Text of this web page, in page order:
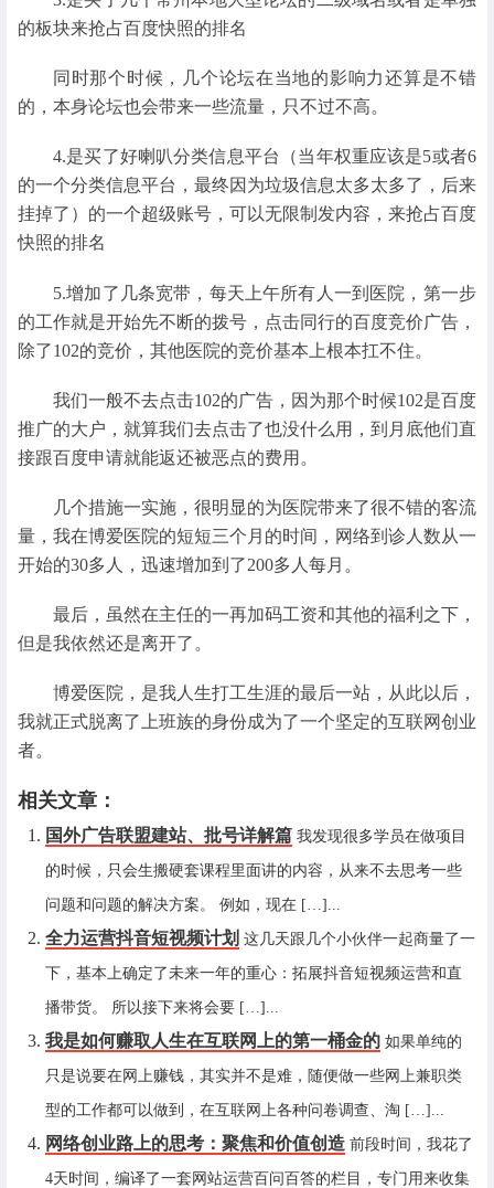
的板块来抢占百度快照的排名
同时那个时候，几个论坛在当地的影响力还算是不错
的，本身论坛也会带来一些流量，只不过不高。
4.是买了好喇叭分类信息平台（当年权重应该是5或者6
的一个分类信息平台，最终因为垃圾信息太多太多了，后来
挂掉了）的一个超级账号，可以无限制发内容，来抢占百度
快照的排名
5.增加了几条宽带，每天上午所有人一到医院，第一步
的工作就是开始先不断的拨号，点击同行的百度竞价广告，
除了102的竞价，其他医院的竞价基本上根本扛不住。
我们一般不去点击102的广告，因为那个时候102是百度
推广的大户，就算我们去点击了也没什么用，到月底他们直
接跟百度申请就能返还被恶点的费用。
几个措施一实施，很明显的为医院带来了很不错的客流
量，我在博爱医院的短短三个月的时间，网络到诊人数从一
开始的30多人，迅速增加到了200多人每月。
最后，虽然在主任的一再加码工资和其他的福利之下，
但是我依然还是离开了。
博爱医院，是我人生打工生涯的最后一站，从此以后，
我就正式脱离了上班族的身份成为了一个坚定的互联网创业
者。
相关文章：
国外广告联盟建站、批号详解篇 我发现很多学员在做项目
的时候，只会生搬硬套课程里面讲的内容，从来不去思考一些
问题和问题的解决方案。 例如，现在 […]...
全力运营抖音短视频计划 这几天跟几个小伙伴一起商量了一
下，基本上确定了未来一年的重心：拓展抖音短视频运营和直
播带货。 所以接下来将会要 […]...
我是如何赚取人生在互联网上的第一桶金的 如果单纯的
只是说要在网上赚钱，其实并不是难，随便做一些网上兼职类
型的工作都可以做到，在互联网上各种问卷调查、淘 […]...
网络创业路上的思考：聚焦和价值创造 前段时间，我花了
4天时间，编译了一套网站运营百问百答的栏目，专门用来收集